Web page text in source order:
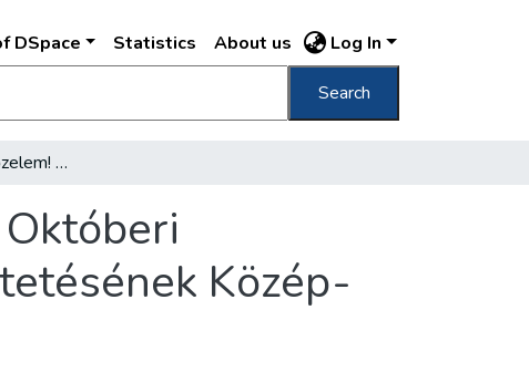
DSpace Statistics About us Log In
Search
A Sztálin-híd, új győzelem! : A dicsőséges Októberi Forradalom nagy ünnepén adják át rendeltetésének Közép-Európa legnagyobb hídját
Közép-